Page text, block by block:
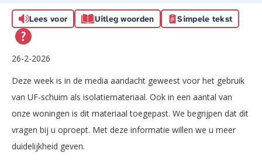
Lees voor Uitleg woorden Simpele tekst
26-2-2026
Deze week is in de media aandacht geweest voor het gebruik
van UF-schuim als isolatiemateriaal. Ook in een aantal van
onze woningen is dit materiaal toegepast. We begrijpen dat dit
vragen bij u oproept. Met deze informatie willen we u meer
duidelijkheid geven.